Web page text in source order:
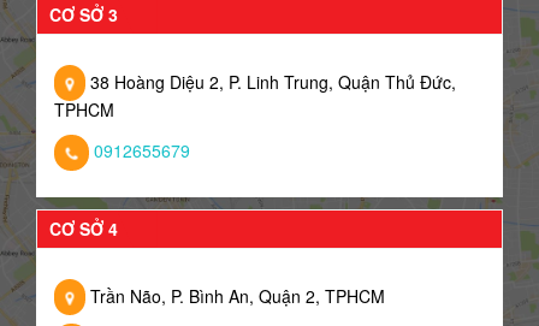
CƠ SỞ 3
38 Hoàng Diệu 2, P. Linh Trung, Quận Thủ Đức,
TPHCM
0912655679
CƠ SỞ 4
Trần Não, P. Bình An, Quận 2, TPHCM